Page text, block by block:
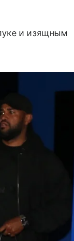
и изящным